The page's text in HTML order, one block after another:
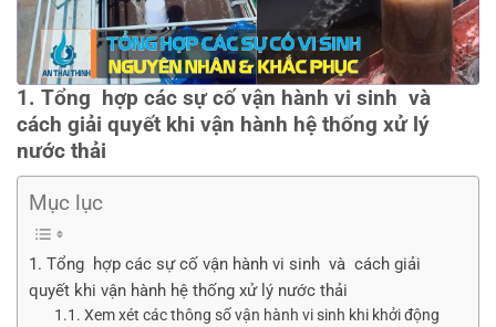
1. Tổng hợp các sự cố vận hành vi sinh và
cách giải quyết khi vận hành hệ thống xử lý
nước thải
Mục lục
1. Tổng hợp các sự cố vận hành vi sinh và cách giải
quyết khi vận hành hệ thống xử lý nước thải
1.1. Xem xét các thông số vận hành vi sinh khi khởi động